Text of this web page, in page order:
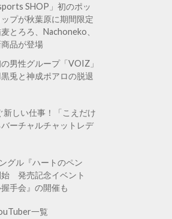
SHOP」初のポッ
プが秋葉原に期間限定
とろろ、Nachoneko、
品が登場
男性グループ「VOIZ」
兎と神成ポアロの脱退
しい仕事！「こえだけ
ーチャルチャットレデ
グル『ハートのペン
始 発売記念イベント
握手会』の開催も
一覧